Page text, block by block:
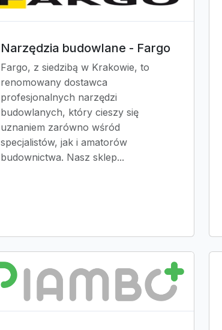
Narzędzia budowlane - Fargo
Fargo, z siedzibą w Krakowie, to
renomowany dostawca
profesjonalnych narzędzi
budowlanych, który cieszy się
uznaniem zarówno wśród
specjalistów, jak i amatorów
budownictwa. Nasz sklep...